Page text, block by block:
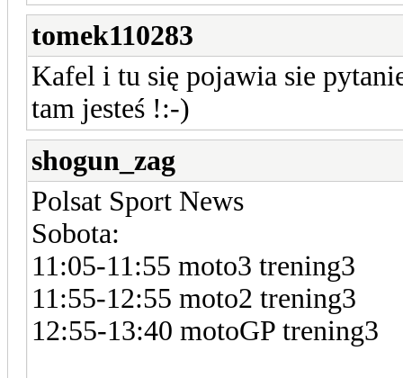
tomek110283
Kafel i tu się pojawia sie
tam jesteś !:-)
shogun_zag
Polsat Sport News
Sobota:
11:05-11:55 moto3 trening3
11:55-12:55 moto2 trening3
12:55-13:40 motoGP trening3